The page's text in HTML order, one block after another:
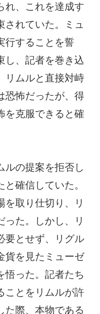
れ、これを達成す
されていた。ミュ
行することを誓
し、記者を巻き込
リムルと直接対峙
恐怖だったが、得
を克服できると確
ルの提案を拒否し
確信していた。
を取り仕切り、リ
った。しかし、リ
要とせず、リグル
貨を見たミューゼ
悟った。記者たち
ことをリムルが許
た際、本物である